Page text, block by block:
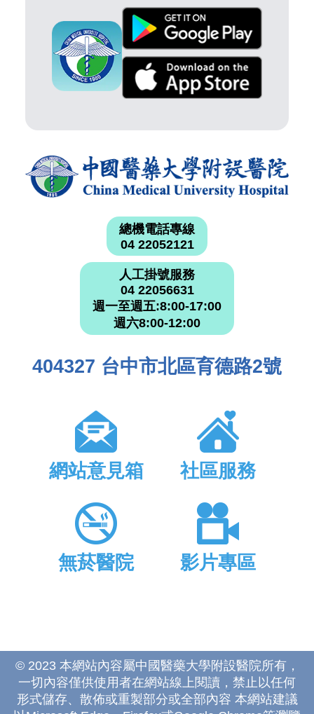
總機電話專線
04 22052121
人工掛號服務
04 22056631
週一至週五:8:00-17:00
週六8:00-12:00
404327 台中市北區育德路2號
網站意見箱 社區服務
無菸醫院 影片專區
© 2023 本網站內容屬中國醫藥大學附設醫院所有，
一切內容僅供使用者在網站線上閱讀，禁止以任何
形式儲存、散佈或重製部分或全部內容 本網站建議